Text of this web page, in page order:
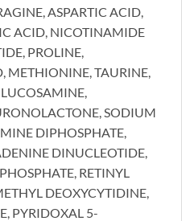
ASPARTIC ACID,
ACID, NICOTINAMIDE
PROLINE,
METHIONINE, TAURINE,
SODIUM
DIPHOSPHATE,
DINUCLEOTIDE,
RETINYL
DEOXYCYTIDINE,
PYRIDOXAL 5-